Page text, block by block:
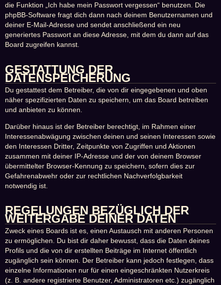
die Funktion „Ich habe mein Passwort vergessen“ benutzen. Die
phpBB-Software fragt dich dann nach deinem Benutzernamen und
deiner E-Mail-Adresse und sendet anschließend ein neu
generiertes Passwort an diese Adresse, mit dem du dann auf das
Board zugreifen kannst.
GESTATTUNG DER
DATENSPEICHERUNG
Du gestattest dem Betreiber, die von dir eingegebenen und oben
näher spezifizierten Daten zu speichern, um das Board betreiben
und anbieten zu können.
Darüber hinaus ist der Betreiber berechtigt, im Rahmen einer
Interessenabwägung zwischen deinen und seinen Interessen sowie
den Interessen Dritter, Zeitpunkte von Zugriffen und Aktionen
zusammen mit deiner IP-Adresse und der von deinem Browser
übermittelter Browser-Kennung zu speichern, sofern dies zur
Gefahrenabwehr oder zur rechtlichen Nachverfolgbarkeit
notwendig ist.
REGELUNGEN BEZÜGLICH DER
WEITERGABE DEINER DATEN
Zweck eines Boards ist es, einen Austausch mit anderen Personen
zu ermöglichen. Du bist dir daher bewusst, dass die Daten deines
Profils und die von dir erstellten Beiträge im Internet öffentlich
zugänglich sein können. Der Betreiber kann jedoch festlegen, dass
einzelne Informationen nur für einen eingeschränkten Nutzerkreis
(z. B. andere registrierte Benutzer, Administratoren etc.) zugänglich